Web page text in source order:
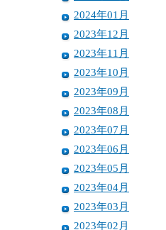
2024年01月
2023年12月
2023年11月
2023年10月
2023年09月
2023年08月
2023年07月
2023年06月
2023年05月
2023年04月
2023年03月
2023年02月